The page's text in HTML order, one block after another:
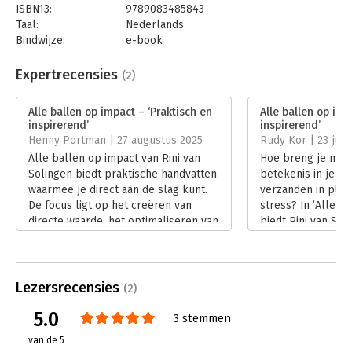
ISBN13:
9789083485843
Taal:
Nederlands
Bindwijze:
e-book
Bestandsformaat:
epub
Uitgever:
Verhaal met Impact
Druk:
1
Verschijningsdatum:
22-9-2025
Hoofdrubriek: Algemeen management
Expertrecensies (2)
Alle ballen op impact – ‘Praktisch en
inspirerend’
Henny Portman | 27 augustus 2025
Alle ballen op impact van Rini van
Solingen biedt praktische handvatten
waarmee je direct aan de slag kunt.
De focus ligt op het creëren van
directe waarde, het optimaliseren van
toegevoegde waarde die achterblijft
het centrale uitgangspunt van het
Lees verder
Alle ballen op
inspirerend’
Rudy Kor | 23 juli
Hoe breng je
betekenis in je
verzanden in
stress? In ‘Alle
biedt Rini van
Lezersrecensies (2)
5.0
van de 5
3 stemmen